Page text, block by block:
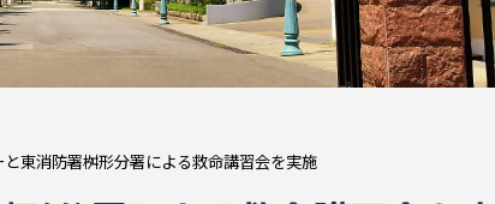
東消防署桝形分署による救命講習会を実施